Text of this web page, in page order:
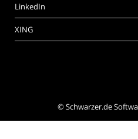
LinkedIn
XING
©Schwarzer.de